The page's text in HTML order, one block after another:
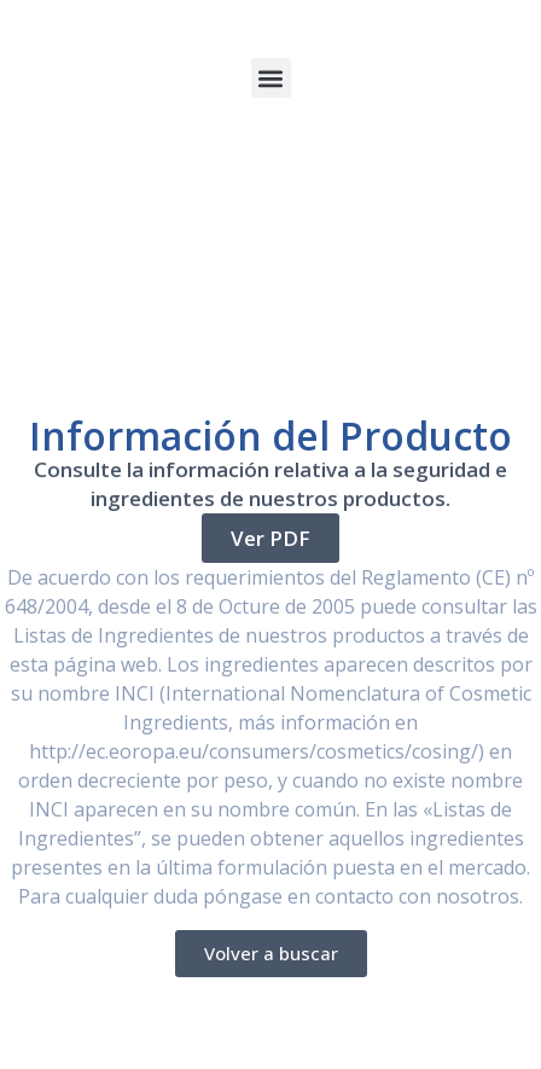
Información del Producto
Consulte la información relativa a la seguridad e
ingredientes de nuestros productos.
Ver PDF
De acuerdo con los requerimientos del Reglamento (CE) nº
648/2004, desde el 8 de Octure de 2005 puede consultar las
Listas de Ingredientes de nuestros productos a través de
esta página web. Los ingredientes aparecen descritos por
su nombre INCI (International Nomenclatura of Cosmetic
Ingredients, más información en
http://ec.eoropa.eu/consumers/cosmetics/cosing/) en
orden decreciente por peso, y cuando no existe nombre
INCI aparecen en su nombre común. En las «Listas de
Ingredientes”, se pueden obtener aquellos ingredientes
presentes en la última formulación puesta en el mercado.
Para cualquier duda póngase en contacto con nosotros.
Volver a buscar